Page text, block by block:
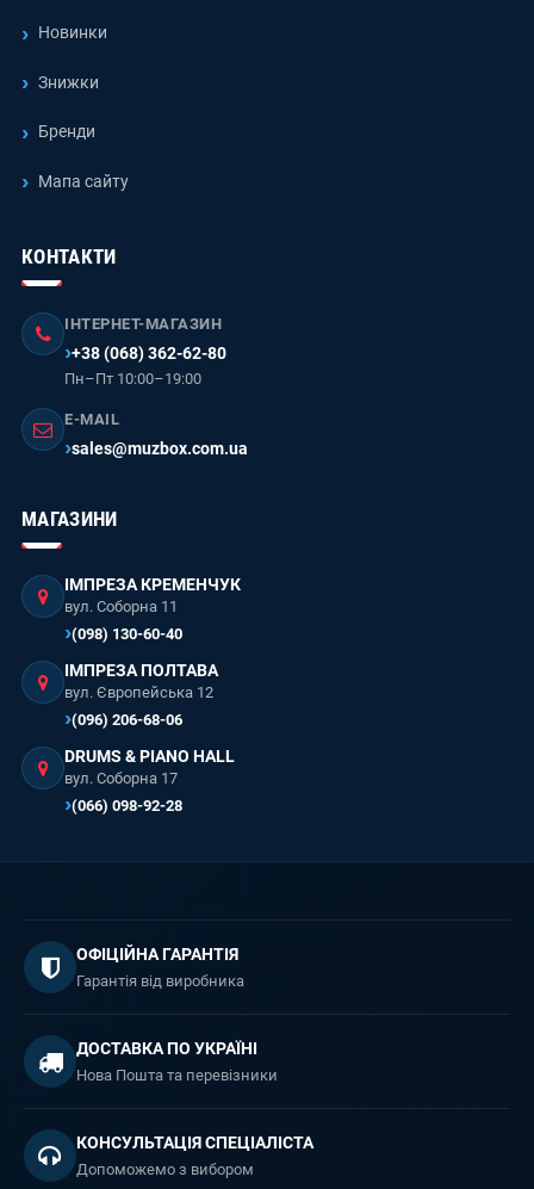
Новинки
Знижки
Бренди
Мапа сайту
КОНТАКТИ
ІНТЕРНЕТ-МАГАЗИН
+38 (068) 362-62-80
Пн–Пт 10:00–19:00
E-MAIL
sales@muzbox.com.ua
МАГАЗИНИ
ІМПРЕЗА КРЕМЕНЧУК
вул. Соборна 11
(098) 130-60-40
ІМПРЕЗА ПОЛТАВА
вул. Європейська 12
(096) 206-68-06
DRUMS & PIANO HALL
вул. Соборна 17
(066) 098-92-28
ОФІЦІЙНА ГАРАНТІЯ
Гарантія від виробника
ДОСТАВКА ПО УКРАЇНІ
Нова Пошта та перевізники
КОНСУЛЬТАЦІЯ СПЕЦІАЛІСТА
Допоможемо з вибором